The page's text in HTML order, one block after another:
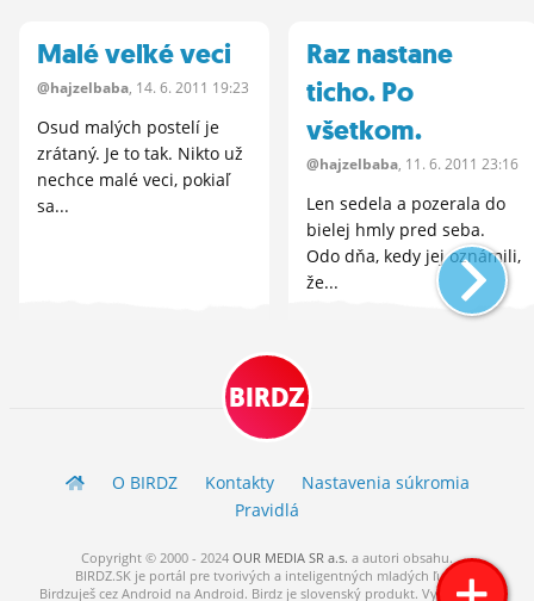
Malé veľké veci
@hajzelbaba, 14. 6. 2011 19:23
Osud malých postelí je
zrátaný. Je to tak. Nikto už
nechce malé veci, pokiaľ
sa...
Raz nastane
ticho. Po
všetkom.
@hajzelbaba, 11. 6. 2011 23:16
Len sedela a pozerala do
bielej hmly pred seba.
Odo dňa, kedy jej oznámili,
že...
BIRDZ
O BIRDZ Kontakty
Nastavenia súkromia
Pravidlá
Copyright © 2000 - 2024 OUR MEDIA SR a.s. a autori obsahu.
BIRDZ.SK je portál pre tvorivých a inteligentných mladých ľudí.
Birdzuješ cez Android na Android. Birdz je slovenský produkt. Vytvorené s